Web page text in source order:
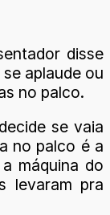
disse
aplaude ou
no palco.
se vaia
no palco é a
máquina do
levaram pra